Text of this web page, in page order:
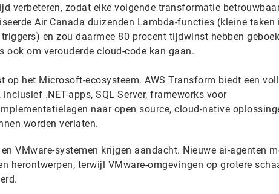
verbeteren, zodat elke volgende transformatie
Air Canada duizenden Lambda-functies (kleine taken
en zou daarmee 80 procent tijdwinst hebben
ook om verouderde cloud-code kan gaan.
op het Microsoft-ecosysteem. AWS Transform biedt een
.NET-apps, SQL Server, frameworks voor
naar open source, cloud-native
worden verlaten.
VMware-systemen krijgen aandacht. Nieuwe ai-agenten
herontwerpen, terwijl VMware-omgevingen op grotere